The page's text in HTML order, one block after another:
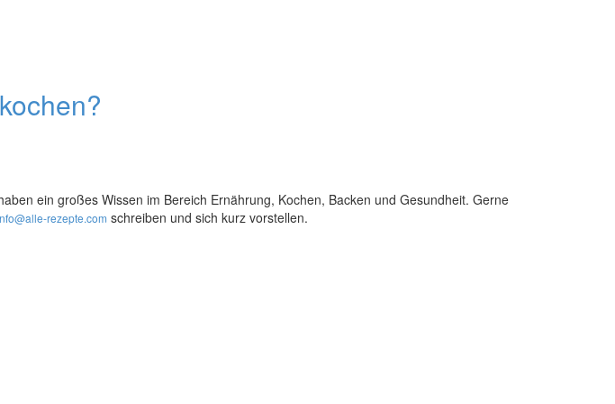
ein großes Wissen im Bereich Ernährung, Kochen, Backen und Gesundheit. Gerne
rezepte.com schreiben und sich kurz vorstellen.